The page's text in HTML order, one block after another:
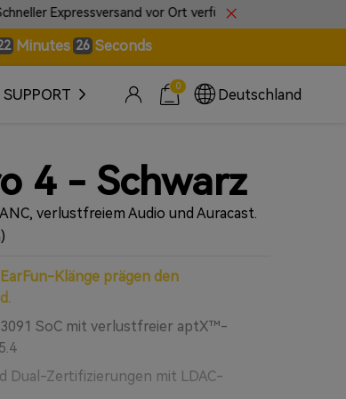
• 📍 Live-Sendungsverfolgung für alle Bestellungen
Minutes 23 Seconds
SUPPORT 0
Deutschland
4 - Schwarz
verlustfreiem Audio und Auracast.
Klänge prägen den
SoC mit verlustfreier aptX™-
Dual-Zertifizierungen mit LDAC-